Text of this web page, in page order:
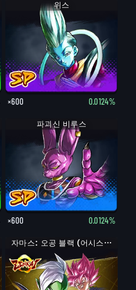
위스
×600 0.0124%
파괴신 비루스
×600 0.0124%
자마스: 오공 블랙 (어시스트)